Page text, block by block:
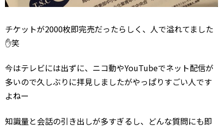
チケットが2000枚即完売だったらしく、人で溢れてました
✋笑
今はテレビには出ずに、ニコ動やYouTubeでネット配信が
多いので久しぶりに拝見しましたがやっぱりすごい人です
よねー
知識量と会話の引き出しが多すぎるし、どんな質問にも即